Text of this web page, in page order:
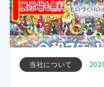
当社について